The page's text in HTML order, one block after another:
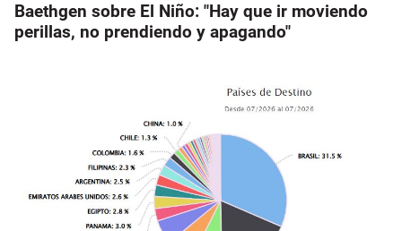
Baethgen sobre El Niño: "Hay que ir moviendo
perillas, no prendiendo y apagando"